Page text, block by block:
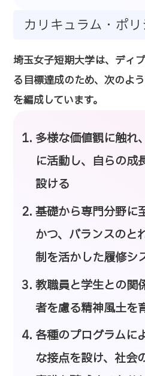
カリキュラム・ポ
埼玉女子短期大学は、ディ
る目標達成のため、次のよ
を編成しています。
多様な価値観に触れ
に活動し、自らの成
設ける
基礎から専門分野に
かつ、バランスのと
制を活かした履修シ
教職員と学生との関
者を慮る精神風土を
各種のプログラムに
な接点を設け、社会